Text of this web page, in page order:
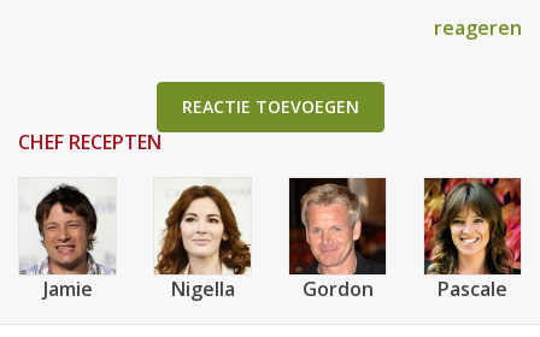
reageren
REACTIE TOEVOEGEN
CHEF RECEPTEN
Jamie Nigella Gordon Pascale